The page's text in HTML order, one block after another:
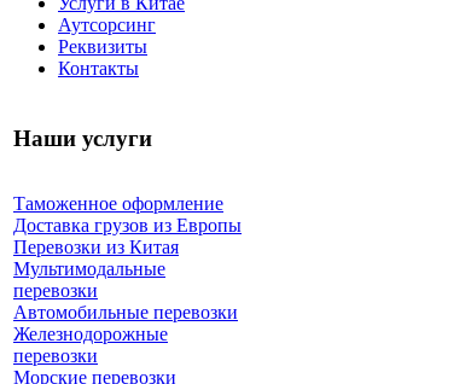
Аутсорсинг
Реквизиты
Контакты
Наши услуги
Таможенное оформление
Доставка грузов из Европы
Перевозки из Китая
Мультимодальные
перевозки
Автомобильные перевозки
Железнодорожные
перевозки
Морские перевозки